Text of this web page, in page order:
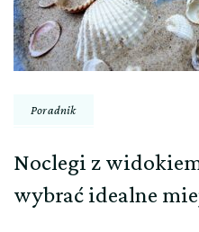
Poradnik
Noclegi z
wybrać idealne